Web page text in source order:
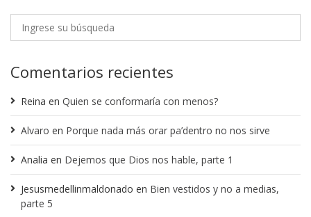
Comentarios recientes
Reina en Quien se conformaría con menos?
Alvaro en Porque nada más orar pa’dentro no nos sirve
Analia en Dejemos que Dios nos hable, parte 1
Jesusmedellinmaldonado en Bien vestidos y no a medias,
parte 5